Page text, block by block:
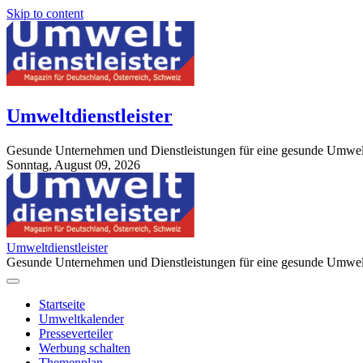
Skip to content
Umweltdienstleister
Gesunde Unternehmen und Dienstleistungen für eine gesunde
Sonntag, August 09, 2026
StuttgartApotheke.com
Umweltdienstleister
Gesunde Unternehmen und Dienstleistungen für eine gesunde
Startseite
Umweltkalender
Presseverteiler
Werbung schalten